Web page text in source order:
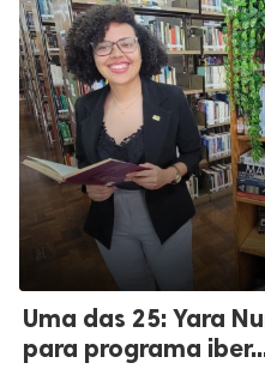
Uma das 25: Yara
para programa